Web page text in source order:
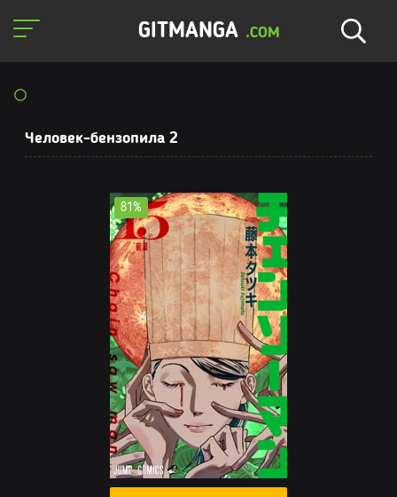
GITMANGA .COM
Человек-бензопила 2
81%